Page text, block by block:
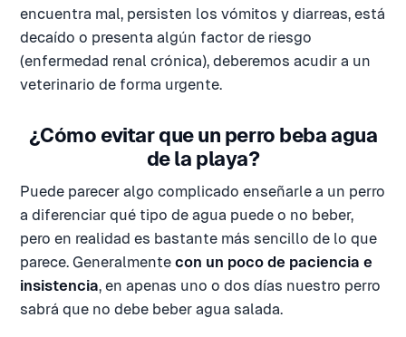
encuentra mal, persisten los vómitos y diarreas, está
decaído o presenta algún factor de riesgo
(enfermedad renal crónica), deberemos acudir a un
veterinario de forma urgente.
¿Cómo evitar que un perro beba agua
de la playa?
Puede parecer algo complicado enseñarle a un perro
a diferenciar qué tipo de agua puede o no beber,
pero en realidad es bastante más sencillo de lo que
parece. Generalmente con un poco de paciencia e
insistencia, en apenas uno o dos días nuestro perro
sabrá que no debe beber agua salada.